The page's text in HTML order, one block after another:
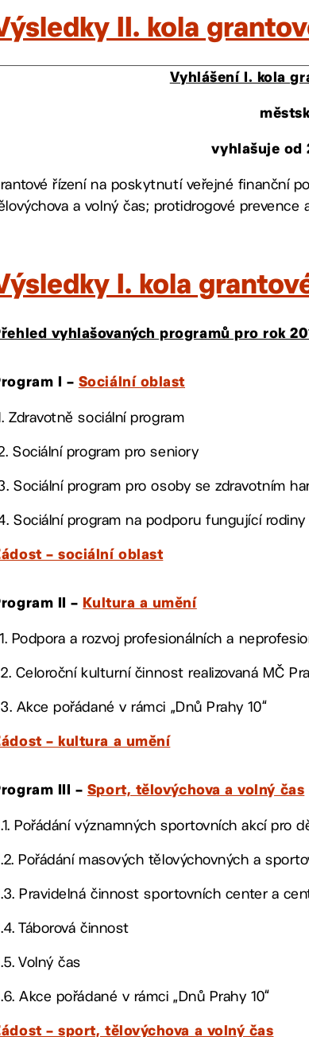
II. kola
Vyhlášení I. kola
vyhlašuje od
řízení na poskytnutí veřejné finanční
a volný čas; protidrogové
I. kola
vyhlašovaných programů pro rok
I – Sociální oblast
Zdravotně sociální program
Sociální program pro seniory
Sociální program pro osoby se zdravotním
Sociální program na podporu fungující rodiny
– sociální oblast
II – Kultura a umění
Podpora a rozvoj profesionálních a
Celoroční kulturní činnost realizovaná MČ
Akce pořádané v rámci „Dnů Prahy 10“
– kultura a umění
III – Sport, tělovýchova a volný čas
Pořádání významných sportovních akcí pro
Pořádání masových tělovýchovných a
Pravidelná činnost sportovních center a
Táborová činnost
Volný čas
Akce pořádané v rámci „Dnů Prahy 10“
– sport, tělovýchova a volný čas